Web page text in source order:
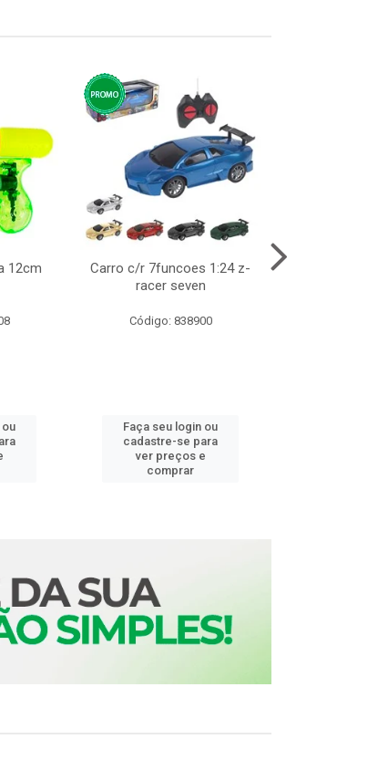
12cm
ou
Carro c/r 7funcoes 1:24 z-
racer seven
Código: 838900
Faça seu login ou
cadastre-se para
ver preços e
comprar